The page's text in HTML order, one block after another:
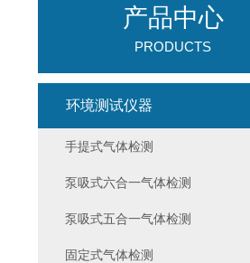
产品中心
PRODUCTS
环境测试仪器
手提式气体检测
泵吸式六合一气体检测
泵吸式五合一气体检测
固定式气体检测